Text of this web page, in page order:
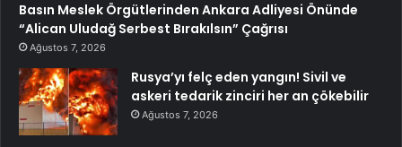
Basın Meslek Örgütlerinden Ankara Adliyesi Önünde
“Alican Uludağ Serbest Bırakılsın” Çağrısı
Ağustos 7, 2026
Rusya’yı felç eden yangın! Sivil ve
askeri tedarik zinciri her an çökebilir
Ağustos 7, 2026